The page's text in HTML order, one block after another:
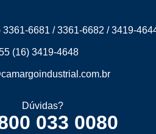
3361-6681 /3361-6682 /3419-
(16) 3419-4648
Dúvidas?
033 0080